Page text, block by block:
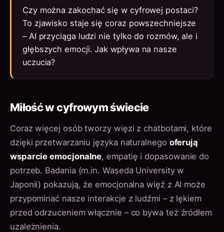
Czy można zakochać się w cyfrowej postaci?
To zjawisko staje się coraz powszechniejsze
– AI przyciąga ludzi nie tylko do rozmów, ale i
głębszych emocji. Jak wpływa na nasze
uczucia?
Miłość w cyfrowym świecie
Coraz więcej osób tworzy więzi z chatbotami, które
dzięki przetwarzaniu języka naturalnego oferują
wsparcie emocjonalne, empatię i dopasowanie do
potrzeb. Badania (m.in. Waseda University w
Japonii) pokazują, że emocjonalna więź z AI może
przypominać nasze interakcje z ludźmi – z lękiem
przed odrzuceniem włącznie – co bywa też źródłem
uzależnienia.